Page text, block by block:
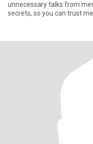
unnecessary talks from
secrets, so you can trust